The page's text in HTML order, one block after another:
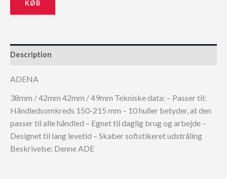
KØB
Description
ADENA
38mm / 42mm 42mm / 49mm Tekniske data: – Passer til:
Håndledsomkreds 150-215 mm – 10 huller betyder, at den
passer til alle håndled – Egnet til daglig brug og arbejde –
Designet til lang levetid – Skaber sofistikeret udstråling
Beskrivelse: Denne ADE